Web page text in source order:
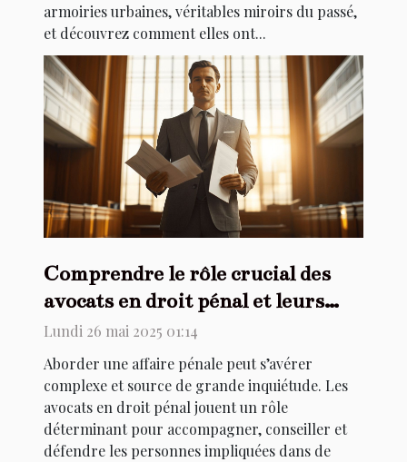
armoiries urbaines, véritables miroirs du passé,
et découvrez comment elles ont...
Comprendre le rôle crucial des
avocats en droit pénal et leurs
services
Lundi 26 mai 2025 01:14
Aborder une affaire pénale peut s’avérer
complexe et source de grande inquiétude. Les
avocats en droit pénal jouent un rôle
déterminant pour accompagner, conseiller et
défendre les personnes impliquées dans de